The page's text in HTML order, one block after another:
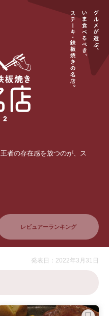
者の存在感を放つのが、ス
レビュアーランキング
発表日：2022年3月31日